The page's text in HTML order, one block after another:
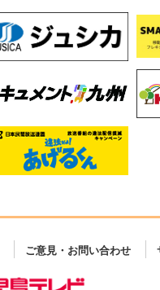
ご意見・お問い合わせ